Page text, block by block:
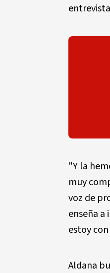
"Y la
muy
voz de
enseña a
estoy
Aldana